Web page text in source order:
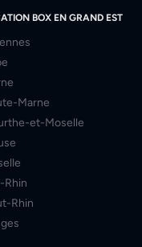
BOX EN GRAND EST
Marne
et-Moselle
Rhin
Rhin